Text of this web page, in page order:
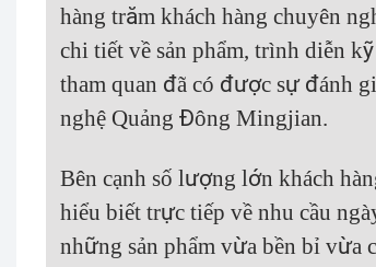
hàng trăm khách hàng chuyên
chi tiết về sản phẩm, trình diễn
tham quan đã có được sự đánh
nghệ Quảng Đông Mingjian.
Bên cạnh số lượng lớn khách
hiểu biết trực tiếp về nhu cầu
những sản phẩm vừa bền bỉ